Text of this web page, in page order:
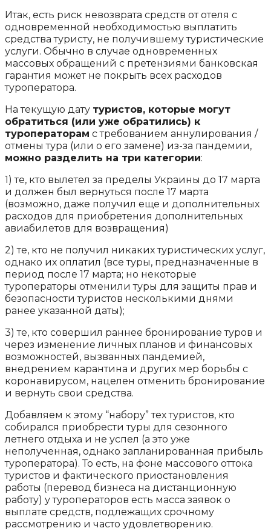
Итак, есть риск невозврата средств от отеля с
одновременной необходимостью выплатить
средства туристу, не получившему туристические
услуги. Обычно в случае одновременных
массовых обращений с претензиями банковская
гарантия может не покрыть всех расходов
туроператора.
На текущую дату туристов, которые могут
обратиться (или уже обратились) к
туроператорам с требованием аннулирования /
отмены тура (или о его замене) из-за пандемии,
можно разделить на три категории:
1) те, кто вылетел за пределы Украины до 17 марта
и должен был вернуться после 17 марта
(возможно, даже получил еще и дополнительных
расходов для приобретения дополнительных
авиабилетов для возвращения)
2) те, кто не получил никаких туристических услуг,
однако их оплатил (все туры, предназначенные в
период после 17 марта; но некоторые
туроператоры отменили туры для защиты прав и
безопасности туристов несколькими днями
ранее указанной даты);
3) те, кто совершил раннее бронирование туров и
через изменение личных планов и финансовых
возможностей, вызванных пандемией,
внедрением карантина и других мер борьбы с
коронавирусом, нацелен отменить бронирование
и вернуть свои средства.
Добавляем к этому “набору” тех туристов, кто
собирался приобрести туры для сезонного
летнего отдыха и не успел (а это уже
неполученная, однако запланированная прибыль
туроператора). То есть, на фоне массового оттока
туристов и фактического приостановления
работы (перевод бизнеса на дистанционную
работу) у туроператоров есть масса заявок о
выплате средств, подлежащих срочному
рассмотрению и часто удовлетворению.